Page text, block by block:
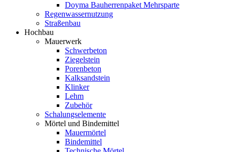
Doyma Bauherrenpaket Mehrsparte
Regenwassernutzung
Straßenbau
Hochbau
Mauerwerk
Schwerbeton
Ziegelstein
Porenbeton
Kalksandstein
Klinker
Lehm
Zubehör
Schalungselemente
Mörtel und Bindemittel
Mauermörtel
Bindemittel